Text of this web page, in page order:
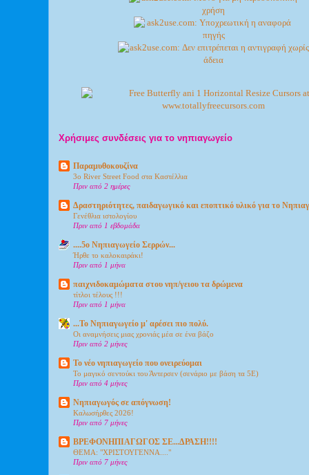
Χρήσιμες συνδέσεις για το νηπιαγωγείο
Παραμυθοκουζίνα
3o River Street Food στα Καστέλλια
Πριν από 2 ημέρες
Δραστηριότητες, παιδαγωγικό και εποπτικό υλικό για το
Γενέθλια ιστολογίου
Πριν από 1 εβδομάδα
....5ο Νηπιαγωγείο Σερρών...
Ήρθε το καλοκαιράκι!
Πριν από 1 μήνα
παιχνιδοκαμώματα στου νηπ/γειου τα δρώμενα
τίτλοι τέλους !!!
Πριν από 1 μήνα
...Το Νηπιαγωγείο μ' αρέσει πιο πολύ.
Οι αναμνήσεις μιας χρονιάς μέα σε ένα βάζο
Πριν από 2 μήνες
Το νέο νηπιαγωγείο που ονειρεύομαι
Το μαγικό σεντούκι του Άντερσεν (σενάριο με βάση τα 5Ε)
Πριν από 4 μήνες
Νηπιαγωγός σε απόγνωση!
Καλωσήρθες 2026!
Πριν από 7 μήνες
ΒΡΕΦΟΝΗΠΙΑΓΩΓΟΣ ΣΕ...ΔΡΑΣΗ!!!!
ΘΕΜΑ: "ΧΡΙΣΤΟΥΓΕΝΝΑ...."
Πριν από 7 μήνες